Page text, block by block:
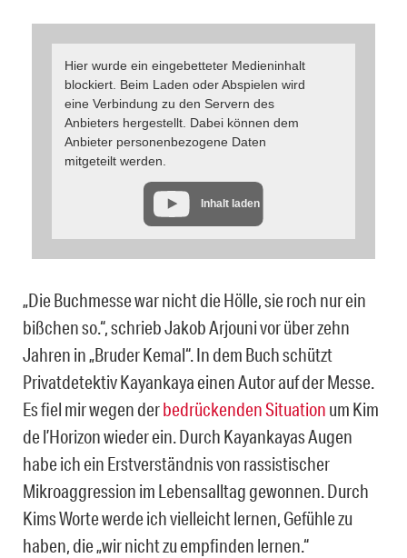
Hier wurde ein eingebetteter Medieninhalt
blockiert. Beim Laden oder Abspielen wird
eine Verbindung zu den Servern des
Anbieters hergestellt. Dabei können dem
Anbieter personenbezogene Daten
mitgeteilt werden.
Inhalt laden
„Die Buchmesse war nicht die Hölle, sie roch nur ein
bißchen so.“, schrieb Jakob Arjouni vor über zehn
Jahren in „Bruder Kemal“. In dem Buch schützt
Privatdetektiv Kayankaya einen Autor auf der Messe.
Es fiel mir wegen derbedrückenden Situation um Kim
de l’Horizon wieder ein. Durch Kayankayas Augen
habe ich ein Erstverständnis von rassistischer
Mikroaggression im Lebensalltag gewonnen. Durch
Kims Worte werde ich vielleicht lernen, Gefühle zu
haben, die „wir nicht zu empfinden lernen.“